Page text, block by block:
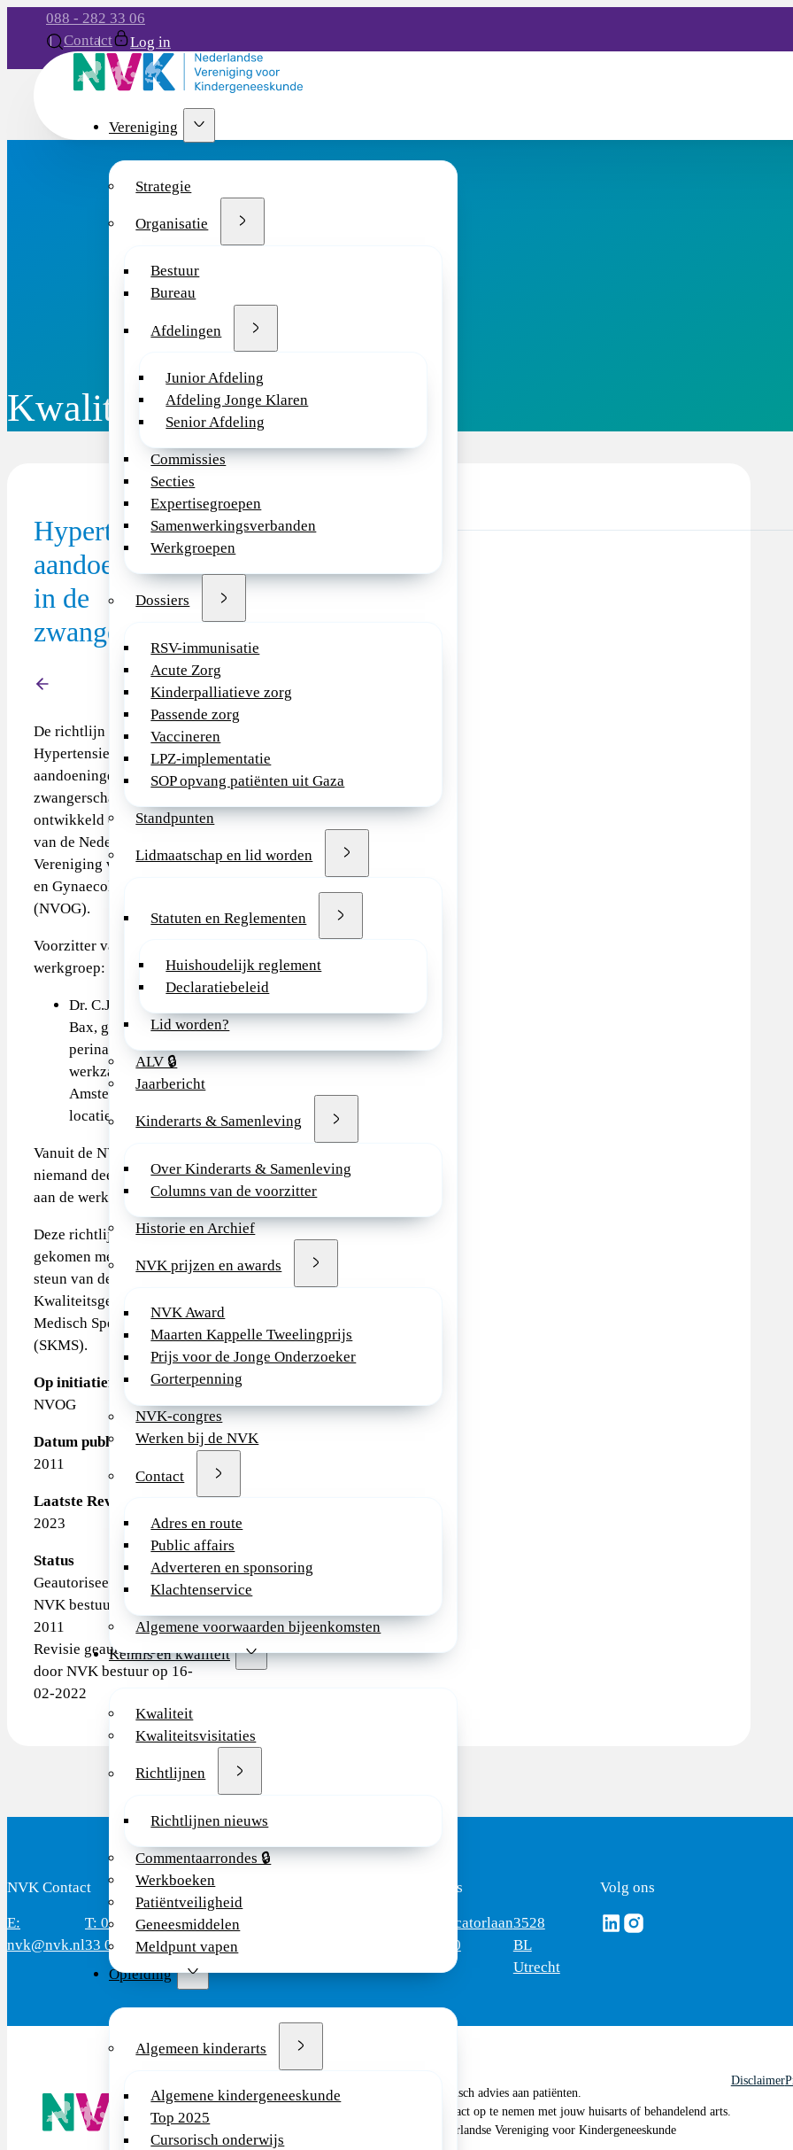
088 - 282 33 06
Contact
Log in
Vereniging
Strategie
Organisatie
Bestuur
Bureau
Afdelingen
Junior Afdeling
Afdeling Jonge Klaren
Senior Afdeling
Commissies
Secties
Expertisegroepen
Samenwerkingsverbanden
Werkgroepen
Dossiers
RSV-immunisatie
Acute Zorg
Kinderpalliatieve zorg
Passende zorg
Vaccineren
LPZ-implementatie
SOP opvang patiënten uit Gaza
Standpunten
Lidmaatschap en lid worden
Statuten en Reglementen
Huishoudelijk reglement
Declaratiebeleid
Lid worden?
ALV 🔒
Jaarbericht
Kinderarts & Samenleving
Over Kinderarts & Samenleving
Columns van de voorzitter
Historie en Archief
NVK prijzen en awards
NVK Award
Maarten Kappelle Tweelingprijs
Prijs voor de Jonge Onderzoeker
Gorterpenning
NVK-congres
Werken bij de NVK
Contact
Adres en route
Public affairs
Adverteren en sponsoring
Klachtenservice
Algemene voorwaarden bijeenkomsten
Kennis en kwaliteit
Kwaliteit
Kwaliteitsvisitaties
Richtlijnen
Richtlijnen nieuws
Commentaarrondes 🔒
Werkboeken
Patiëntveiligheid
Geneesmiddelen
Meldpunt vapen
Opleiding
Algemeen kinderarts
Algemene kindergeneeskunde
Top 2025
Cursorisch onderwijs
Kwaliteitsdocument
Hypertensieve
aandoeningen
in de
zwangerschap
De richtlijn
Hypertensieve
aandoeningen in de
zwangerschap is
ontwikkeld op initiatief
van de Nederlandse
Vereniging voor Obstetrie
en Gynaecologie
(NVOG).
Voorzitter van de
werkgroep:
Dr. C.J. (Caroline)
Bax, gynaecoloog-
perinatoloog,
werkzaam in het
Amsterdam UMC
locatie AMC
Vanuit de NVK heeft er
niemand deelgenomen
aan de werkgroep.
Deze richtlijn is tot stand
gekomen met financiële
steun van de Stichting
Kwaliteitsgelden
Medisch Specialisten
(SKMS).
Op initiatief van
NVOG
Datum publicatie
2011
Laatste Revisie
2023
Status
Geautoriseerd door het
NVK bestuur op 08-06-
2011
Revisie geautoriseerd
door NVK bestuur op 16-
02-2022
Type richtlijn
Richtlijn (extern)
Link Richtlijnendatabase FMS
https://richtlijnendatabase.nl/richtlijn/hypertensieve_aandoeningen_in_de_zwangerschap/
_hypertensieve_aandoeningen_in_de_zwangerschap.html
NVK Contact
E:
nvk@nvk.nl
T: 088 - 282
33 06
Bereikbaar: 8.30 - 17.00 uur
(werkdagen)
Bezoekadres
Mercatorlaan
1200
3528
BL
Utrecht
Volg ons
Volg ons via Linkedin
Volg ons via Instagram
De NVK geeft geen medisch advies aan patiënten.
Wij adviseren je om contact op te nemen met jouw huisarts of behandelend arts.
Copyright © 2026, Nederlandse Vereniging voor Kindergeneeskunde
Disclaimer